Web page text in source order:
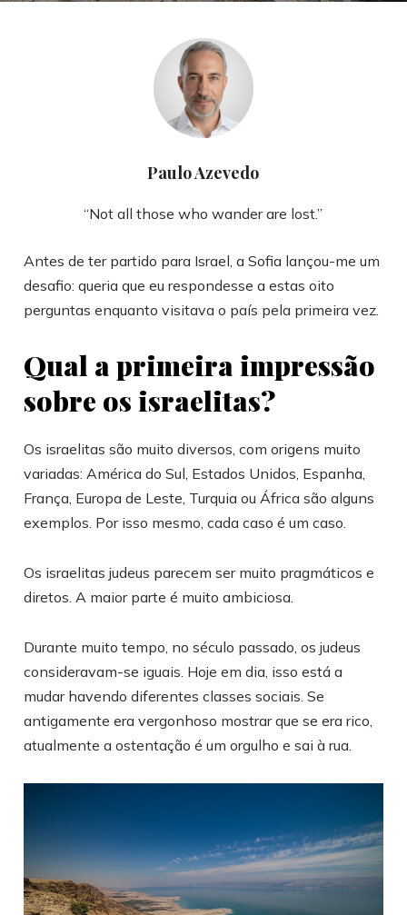
Paulo Azevedo
“Not all those who wander are lost.”
Antes de ter partido para Israel, a Sofia lançou-me um
desafio: queria que eu respondesse a estas oito
perguntas enquanto visitava o país pela primeira vez.
Qual a primeira impressão
sobre os israelitas?
Os israelitas são muito diversos, com origens muito
variadas: América do Sul, Estados Unidos, Espanha,
França, Europa de Leste, Turquia ou África são alguns
exemplos. Por isso mesmo, cada caso é um caso.
Os israelitas judeus parecem ser muito pragmáticos e
diretos. A maior parte é muito ambiciosa.
Durante muito tempo, no século passado, os judeus
consideravam-se iguais. Hoje em dia, isso está a
mudar havendo diferentes classes sociais. Se
antigamente era vergonhoso mostrar que se era rico,
atualmente a ostentação é um orgulho e sai à rua.